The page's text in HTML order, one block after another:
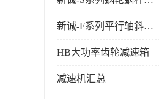
新诚-F系列平行轴斜齿轮减速机
HB大功率齿轮减速箱
减速机汇总